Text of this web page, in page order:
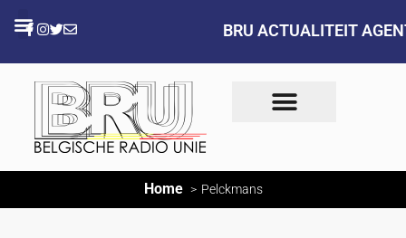
BRU ACTUALITEIT
Home Pelckmans